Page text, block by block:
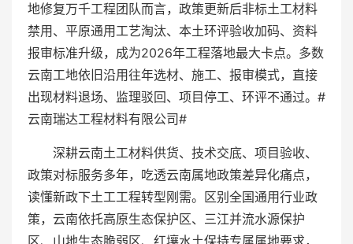
地修复万千工程团队而言，政策更新后非标土工材料
禁用、平原通用工艺淘汰、本土环评验收加码、资料
报审标准升级，成为2026年工程落地最大卡点。多数
云南工地依旧沿用往年选材、施工、报审模式，直接
出现材料退场、监理驳回、项目停工、环评不通过。#
云南瑞达工程材料有限公司#
深耕云南土工材料供货、技术交底、项目验收、
政策对标服务多年，吃透云南属地政策差异化痛点，
读懂新政下土工工程转型刚需。区别全国通用行业政
策，云南依托高原生态保护区、三江并流水源保护
区、山地生态脆弱区、红壤水土保持专属属地要求，